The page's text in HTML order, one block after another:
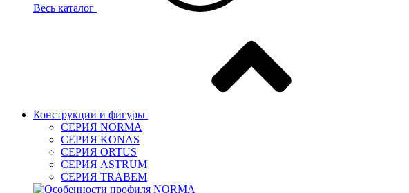
Весь каталог
Конструкции и фигуры
СЕРИЯ NORMA
СЕРИЯ KONAS
СЕРИЯ ORTUS
СЕРИЯ ASTRUM
СЕРИЯ TRABEM